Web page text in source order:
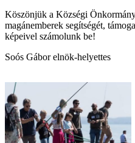
Köszönjük a Községi
magánemberek segítségét,
képeivel számolunk be!
Soós Gábor elnök-helyettes